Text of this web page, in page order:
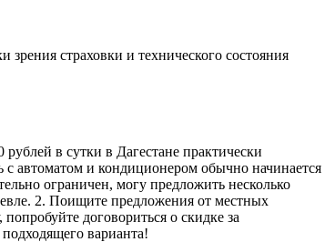
страховки и технического состояния
в сутки в Дагестане практически
автоматом и кондиционером обычно начинается
ограничен, могу предложить несколько
2. Поищите предложения от местных
договориться о скидке за
варианта!